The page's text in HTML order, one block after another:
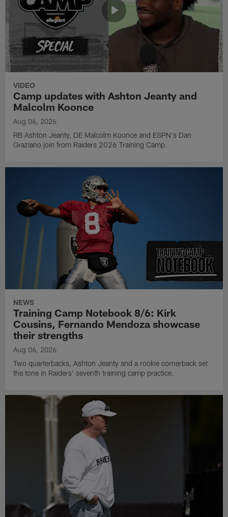
VIDEO
Camp updates with Ashton Jeanty and
Malcolm Koonce
Aug 06, 2026
RB Ashton Jeanty, DE Malcolm Koonce and ESPN's Dan
Graziano join from Raiders 2026 Training Camp.
NEWS
Training Camp Notebook 8/6: Kirk
Cousins, Fernando Mendoza showcase
their strengths
Aug 06, 2026
Two quarterbacks, Ashton Jeanty and a rookie cornerback set
the tone in Raiders' seventh training camp practice.